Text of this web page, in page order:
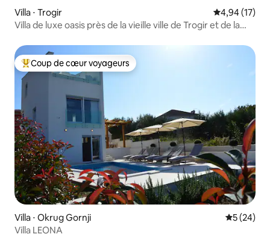
Villa ⋅ Trogir Évaluation
4,94 (17)
Villa de luxe oasis près de la vieille ville de Trogir et de la
Coups de cœur voyageurs les plus appréciés
Coup de cœur voyageurs
Villa ⋅ Okrug Gornji
5 (24)
Villa LEONA